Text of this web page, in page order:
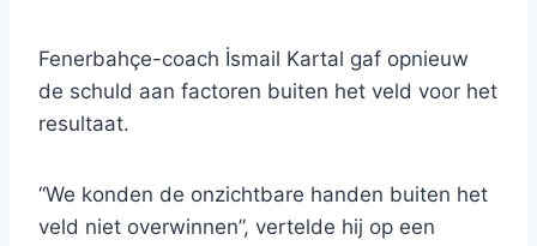
Fenerbahçe-coach İsmail Kartal gaf opnieuw
de schuld aan factoren buiten het veld voor het
resultaat.
“We konden de onzichtbare handen buiten het
veld niet overwinnen”, vertelde hij op een